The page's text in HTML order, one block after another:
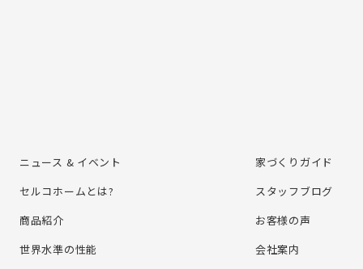
ニュース & イベント
セルコホームとは?
商品紹介
世界水準の性能
家づくりガイド
スタッフブログ
お客様の声
会社案内